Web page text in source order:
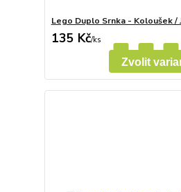
Lego Duplo Srnka - Koloušek /
135 Kč/ks
Zvolit